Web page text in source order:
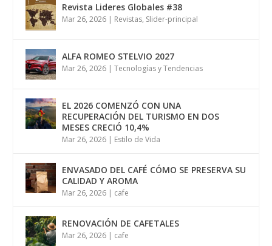
Revista Lideres Globales #38
Mar 26, 2026 | Revistas, Slider-principal
ALFA ROMEO STELVIO 2027
Mar 26, 2026 |Tecnologías y Tendencias
EL 2026 COMENZÓ CON UNA
RECUPERACIÓN DEL TURISMO EN DOS
MESES CRECIÓ 10,4%
Mar 26, 2026 | Estilo de Vida
ENVASADO DEL CAFÉ CÓMO SE PRESERVA SU
CALIDAD Y AROMA
Mar 26, 2026 | cafe
RENOVACIÓN DE CAFETALES
Mar 26, 2026 | cafe